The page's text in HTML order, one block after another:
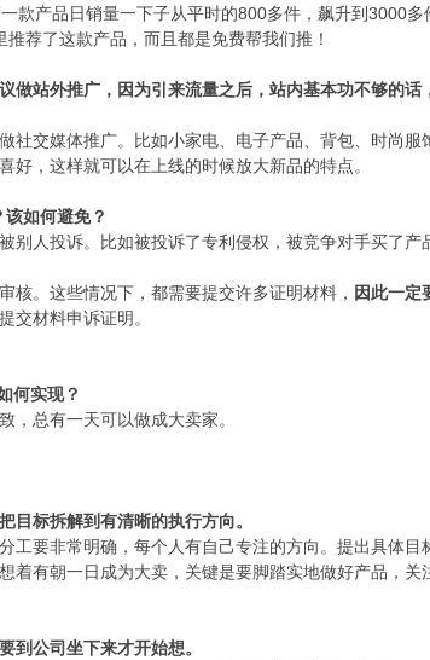
款产品日销量一下子从平时的800多件，飙升到3000
荐了这款产品，而且都是免费帮我们推！
做站外推广，因为引来流量之后，站内基本功不够的话
社交媒体推广。比如小家电、电子产品、背包、时尚
好，这样就可以在上线的时候放大新品的特点。
如何避免？
别人投诉。比如被投诉了专利侵权，被竞争对手买了产
核。这些情况下，都需要提交许多证明材料， 因此一定
交材料申诉证明。
何实现？
，总有一天可以做成大卖家。
目标拆解到有清晰的执行方向。
工要非常明确，每个人有自己专注的方向。提出具体目
着有朝一日成为大卖，关键是要脚踏实地做好产品，
到公司坐下来才开始想。